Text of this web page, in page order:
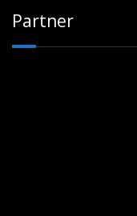
Partner